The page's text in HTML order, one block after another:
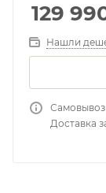
129
Нашли
Самовывоз
Доставка